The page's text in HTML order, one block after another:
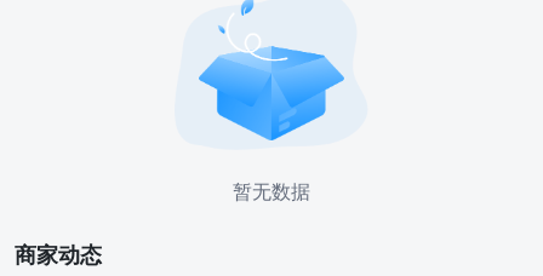
暂无数据
商家动态